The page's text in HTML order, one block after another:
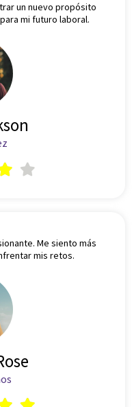
un nuevo propósito
mi futuro laboral.
Me siento más
mis retos.